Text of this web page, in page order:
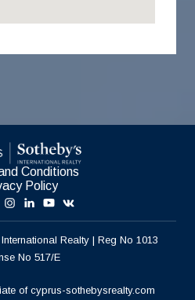
Conditions
Policy
Realty | Reg No 1013
No 517/E
ofcyprus-sothebysrealty.com